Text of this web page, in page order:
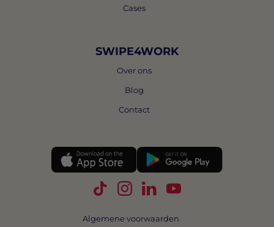
Cases
SWIPE4WORK
Over ons
Blog
Contact
Volg Swipe4Work op TikTok
Volg Swipe4Work op
Volg Swipe4Work op
Volg Swipe4Work
Algemene voorwaarden